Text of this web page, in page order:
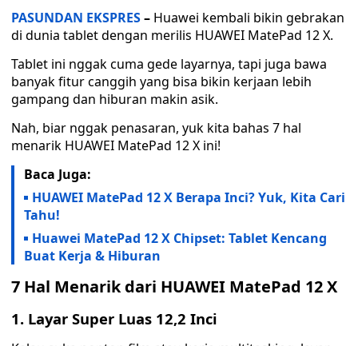
PASUNDAN EKSPRES– Huawei kembali bikin gebrakan
di dunia tablet dengan merilis HUAWEI MatePad 12 X.
Tablet ini nggak cuma gede layarnya, tapi juga bawa
banyak fitur canggih yang bisa bikin kerjaan lebih
gampang dan hiburan makin asik.
Nah, biar nggak penasaran, yuk kita bahas 7 hal
menarik HUAWEI MatePad 12 X ini!
Baca Juga:
HUAWEI MatePad 12 X Berapa Inci? Yuk, Kita Cari
Tahu!
Huawei MatePad 12 X Chipset: Tablet Kencang
Buat Kerja & Hiburan
7 Hal Menarik dari HUAWEI MatePad 12 X
1. Layar Super Luas 12,2 Inci